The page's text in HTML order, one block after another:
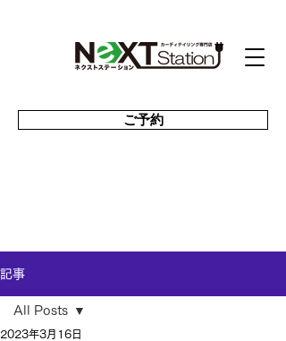
ご予約
記事
All Posts
2023年3月16日